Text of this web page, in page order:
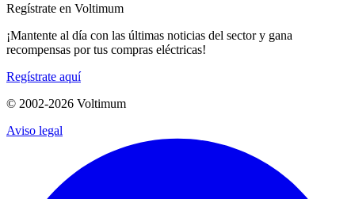
Regístrate en Voltimum
¡Mantente al día con las últimas noticias del sector y gana
recompensas por tus compras eléctricas!
Regístrate aquí
© 2002-2026 Voltimum
Aviso legal